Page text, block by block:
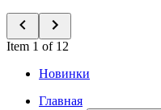
Item 1 of 12
Новинки
Главная